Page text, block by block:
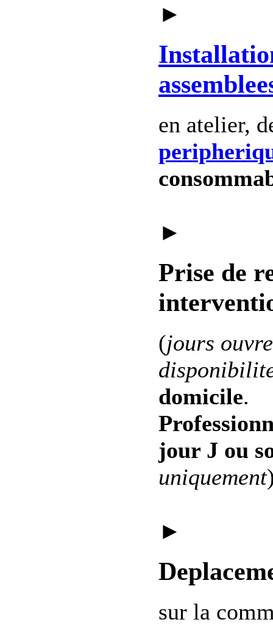
►
en atelier,
►
Prise de
(jours
domicile.
jour J ou
uniquement
►
sur la